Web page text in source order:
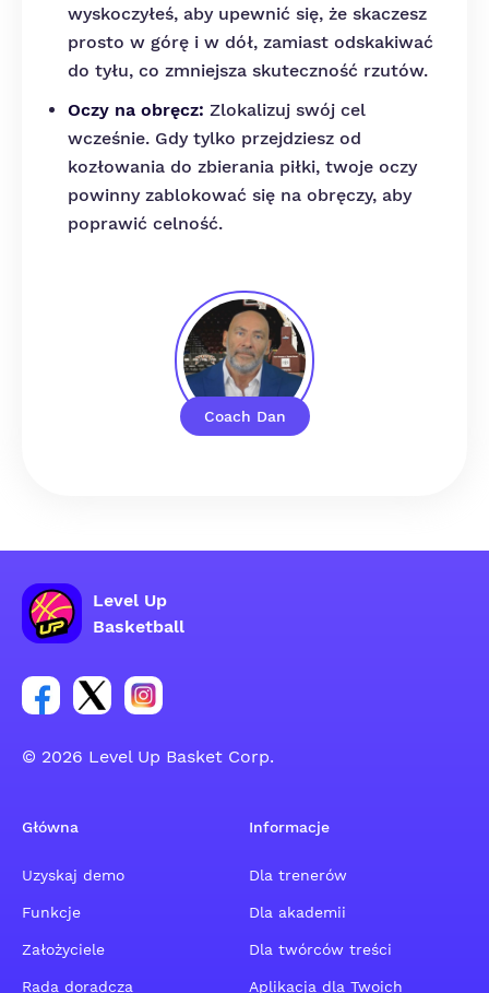
Coach Dan
wyskoczyłeś, aby upewnić się, że skaczesz
prosto w górę i w dół, zamiast odskakiwać
do tyłu, co zmniejsza skuteczność rzutów.
Oczy na obręcz: Zlokalizuj swój cel
wcześnie. Gdy tylko przejdziesz od
kozłowania do zbierania piłki, twoje oczy
powinny zablokować się na obręczy, aby
poprawić celność.
Level Up
Basketball
Link do grupy społecznościowej na Facebooku
Link do konta na Twitterze grupy
Link do konta na Instagramie grupy
© 2026 Level Up Basket Corp.
Główna
Uzyskaj demo
Funkcje
Założyciele
Rada doradcza
Informacje
Dla trenerów
Dla akademii
Dla twórców treści
Aplikacja dla Twoich